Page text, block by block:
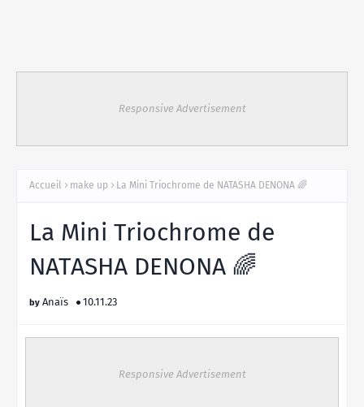
Responsive Advertisement
Accueil make up La Mini Triochrome de NATASHA DENONA 🌈
La Mini Triochrome de
NATASHA DENONA 🌈
Anaïs 10.11.23
Responsive Advertisement